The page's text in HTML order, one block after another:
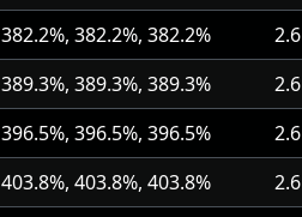
382.2%, 382.2%, 382.2%
2.6
389.3%, 389.3%, 389.3%
2.6
396.5%, 396.5%, 396.5%
2.6
403.8%, 403.8%, 403.8%
2.6